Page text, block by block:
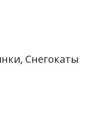
Снегокаты